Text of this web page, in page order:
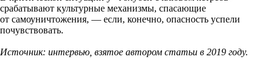
срабатывают культурные механизмы, спасающие
от самоуничтожения, — если, конечно, опасность успели
почувствовать.
Источник: интервью, взятое автором статьи в 2019 году.